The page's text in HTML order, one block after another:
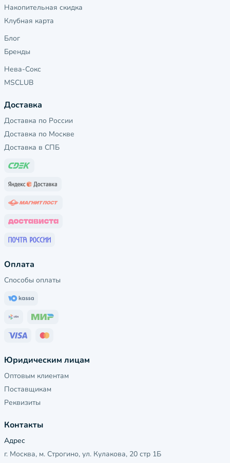
Накопительная скидка
Клубная карта
Блог
Бренды
Нева-Сокс
MSCLUB
Доставка
Доставка по России
Доставка по Москве
Доставка в СПБ
Оплата
Способы оплаты
Юридическим лицам
Оптовым клиентам
Поставщикам
Реквизиты
Контакты
Адрес
г. Москва, м. Строгино, ул. Кулакова, 20 стр 1Б